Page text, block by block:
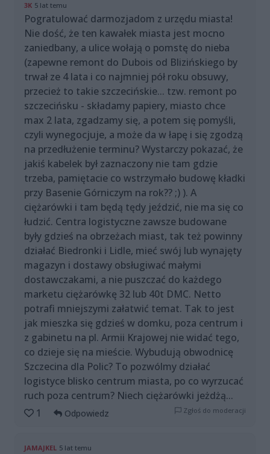
3K 5 lat temu
Pogratulować darmozjadom z urzędu miasta!
Nie dość, że ten kawałek miasta jest mocno
zaniedbany, a ulice wołają o pomstę do nieba
(zapewne remont do Dubois od Blizińskiego by
trwał ze 4 lata i co najmniej pół roku obsuwy,
przecież to takie szczecińskie... tzw. remont po
szczecińsku - składamy papiery, miasto chce
max 2 lata, zgadzamy się, a potem się pomyśli,
czyli wynegocjuje, a może da w łapę i się zgodzą
na przedłużenie terminu? Wystarczy pokazać, że
jakiś kabelek był zaznaczony nie tam gdzie
trzeba, pamiętacie co wstrzymało budowę kładki
przy Basenie Górniczym na rok?? ;) ). A
ciężarówki i tam będą tędy jeździć, nie ma się co
łudzić. Centra logistyczne zawsze budowane
były gdzieś na obrzeżach miast, tak też powinny
działać Biedronki i Lidle, mieć swój lub wynajęty
magazyn i dostawy obsługiwać małymi
dostawczakami, a nie puszczać do każdego
marketu ciężarówkę 32 lub 40t DMC. Netto
potrafi mniejszymi załatwić temat. Tak to jest
jak mieszka się gdzieś w domku, poza centrum i
z gabinetu na pl. Armii Krajowej nie widać tego,
co dzieje się na mieście. Wybudują obwodnicę
Szczecina dla Polic? To pozwólmy działać
logistyce blisko centrum miasta, po co wyrzucać
ruch poza centrum? Niech ciężarówki jeżdżą...
1
Odpowiedz Zgłoś do moderacji
JAMAJKEL 5 lat temu